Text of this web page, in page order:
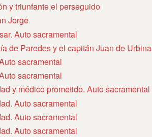
y triunfante el perseguido
Jorge
Auto sacramental
de Paredes y el capitán Juan de Urbina
sacramental
sacramental
y médico prometido. Auto sacramental
Auto sacramental
Auto sacramental
Auto sacramental